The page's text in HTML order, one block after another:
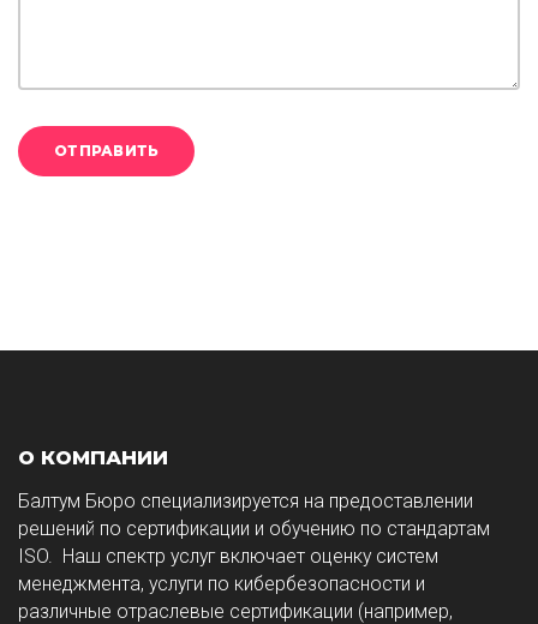
ОТПРАВИТЬ
О КОМПАНИИ
Балтум Бюро специализируется на предоставлении
решений по сертификации и обучению по стандартам
ISO. Наш спектр услуг включает оценку систем
менеджмента, услуги по кибербезопасности и
различные отраслевые сертификации (например,